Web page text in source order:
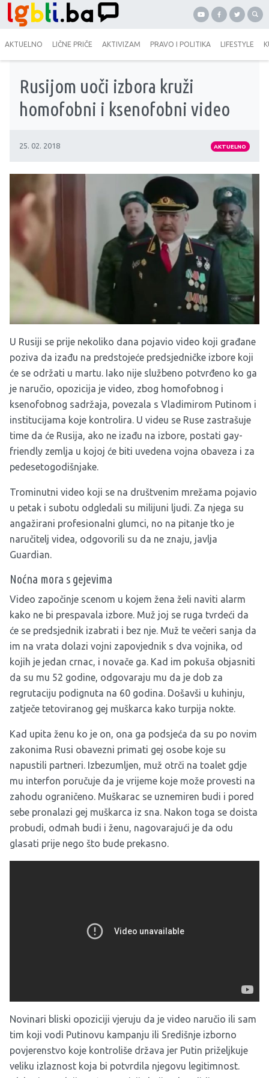
AKTUELNO LIČNE PRIČE AKTIVIZAM PRAVO I POLITIKA LIFESTYLE
Rusijom uoči izbora kruži
homofobni i ksenofobni video
25. 02. 2018 AKTUELNO
U Rusiji se prije nekoliko dana pojavio video koji građane
poziva da izađu na predstojeće predsjedničke izbore koji
će se održati u martu. Iako nije službeno potvrđeno ko ga
je naručio, opozicija je video, zbog homofobnog i
ksenofobnog sadržaja, povezala s Vladimirom Putinom i
institucijama koje kontrolira. U videu se Ruse zastrašuje
time da će Rusija, ako ne izađu na izbore, postati gay-
friendly zemlja u kojoj će biti uvedena vojna obaveza i za
pedesetogodišnjake.
Trominutni video koji se na društvenim mrežama pojavio
u petak i subotu odgledali su milijuni ljudi. Za njega su
angažirani profesionalni glumci, no na pitanje tko je
naručitelj videa, odgovorili su da ne znaju, javlja
Guardian
Noćna mora s gejevima
Video započinje scenom u kojem žena želi naviti alarm
kako ne bi prespavala izbore. Muž joj se ruga tvrdeći da
će se predsjednik izabrati i bez nje. Muž te večeri sanja da
im na vrata dolazi vojni zapovjednik s dva vojnika, od
kojih je jedan crnac, i novače ga. Kad im pokuša objasniti
da su mu 52 godine, odgovaraju mu da je dob za
regrutaciju podignuta na 60 godina. Došavši u kuhinju,
zatječe tetoviranog gej muškarca kako turpija nokte.
Kad upita ženu ko je on, ona ga podsjeća da su po novim
zakonima Rusi obavezni primati gej osobe koje su
napustili partneri. Izbezumljen, muž otrči na toalet gdje
mu interfon poručuje da je vrijeme koje može provesti na
zahodu ograničeno. Muškarac se uznemiren budi i pored
sebe pronalazi gej muškarca iz sna. Nakon toga se doista
probudi, odmah budi i ženu, nagovarajući je da odu
glasati prije nego što bude prekasno.
Novinari bliski opoziciji vjeruju da je video naručio ili sam
tim koji vodi Putinovu kampanju ili Središnje izborno
povjerenstvo koje kontroliše država jer Putin priželjkuje
veliku izlaznost koja bi potvrdila njegovu legitimnost.